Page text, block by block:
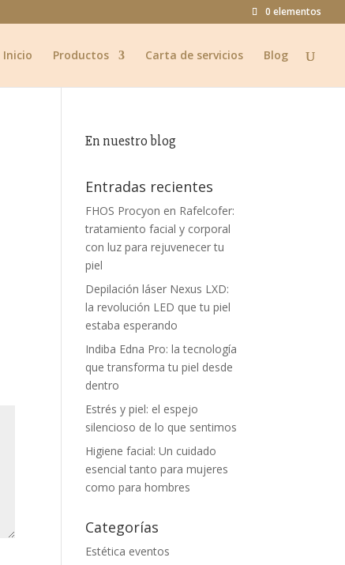
0 elementos
Inicio Productos Carta de servicios Blog
En nuestro blog
Entradas recientes
FHOS Procyon en Rafelcofer:
tratamiento facial y corporal
con luz para rejuvenecer tu
piel
Depilación láser Nexus LXD:
la revolución LED que tu piel
estaba esperando
Indiba Edna Pro: la tecnología
que transforma tu piel desde
dentro
Estrés y piel: el espejo
silencioso de lo que sentimos
Higiene facial: Un cuidado
esencial tanto para mujeres
como para hombres
Categorías
Estética eventos